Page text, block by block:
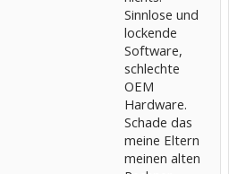
Sinnlose und
lockende
Software,
schlechte
OEM
Hardware.
Schade das
meine Eltern
meinen alten